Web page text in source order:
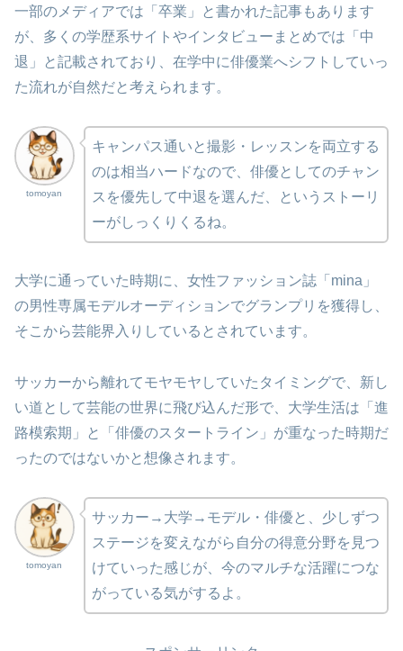
一部のメディアでは「卒業」と書かれた記事もあります
が、多くの学歴系サイトやインタビューまとめでは「中
退」と記載されており、在学中に俳優業へシフトしていっ
た流れが自然だと考えられます。
tomoyan
キャンパス通いと撮影・レッスンを両立する
のは相当ハードなので、俳優としてのチャン
スを優先して中退を選んだ、というストーリ
ーがしっくりくるね。
大学に通っていた時期に、女性ファッション誌「mina」
の男性専属モデルオーディションでグランプリを獲得し、
そこから芸能界入りしているとされています。
サッカーから離れてモヤモヤしていたタイミングで、新し
い道として芸能の世界に飛び込んだ形で、大学生活は「進
路模索期」と「俳優のスタートライン」が重なった時期だ
ったのではないかと想像されます。
tomoyan
サッカー→大学→モデル・俳優と、少しずつ
ステージを変えながら自分の得意分野を見つ
けていった感じが、今のマルチな活躍につな
がっている気がするよ。